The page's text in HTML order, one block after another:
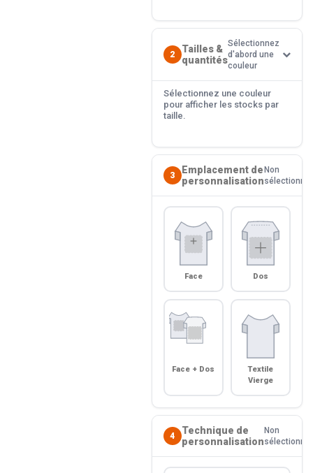
2
Tailles &
quantités
Sélectionnez
d'abord une
couleur
Sélectionnez une couleur
pour afficher les stocks par
taille.
3
Emplacement de
personnalisation
Non
sélectionné
Face Dos
Face + Dos
Textile
Vierge
4
Technique de
personnalisation
Non
sélectionné